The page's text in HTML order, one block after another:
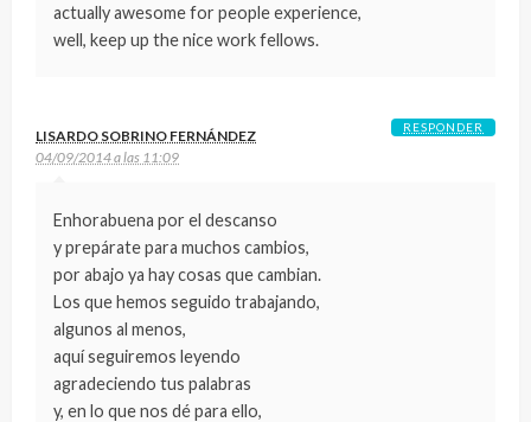
actually awesome for people experience,
well, keep up the nice work fellows.
LISARDO SOBRINO FERNÁNDEZ
04/09/2014 a las 11:09
Enhorabuena por el descanso
y prepárate para muchos cambios,
por abajo ya hay cosas que cambian.
Los que hemos seguido trabajando,
algunos al menos,
aquí seguiremos leyendo
agradeciendo tus palabras
y, en lo que nos dé para ello,
RESPONDER